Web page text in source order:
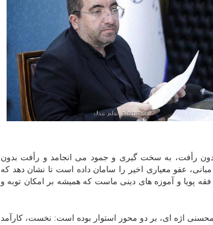
رأفت، به سخت گیری و جمود می انجامد و رأفت بدون
عفو معیاری اخیر را سامان داده است تا نشان دهد که
فقه پویا و آموزه های دینی ماست که همیشه بر امکان توبه و
اژه ای، بر دو محور استوار بوده است: نخست، کارآمد